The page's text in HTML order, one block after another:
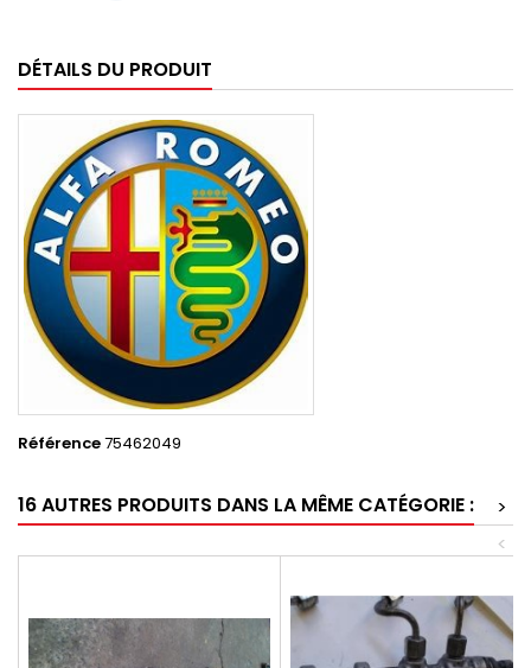
DÉTAILS DU PRODUIT
Référence75462049
16 AUTRES PRODUITS DANS LA MÊME CATÉGORIE :
>
<